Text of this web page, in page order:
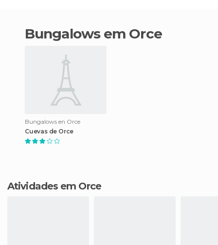
bungalows em Orce
Bungalows en Orce
Cuevas de Orce
Atividades em Orce